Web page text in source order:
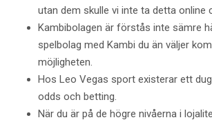
utan dem skulle vi inte ta detta online
Kambibolagen är förstås inte sämre
spelbolag med Kambi du än väljer
möjligheten.
Hos Leo Vegas sport existerar ett
odds och betting.
När du är på de högre nivåerna i